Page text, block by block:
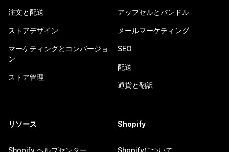
注文と配送
ストアデザイン
マーケティングとコンバージョ
ン
ストア管理
アップセルとバンドル
メールマーケティング
SEO
配送
通貨と翻訳
リソース Shopify